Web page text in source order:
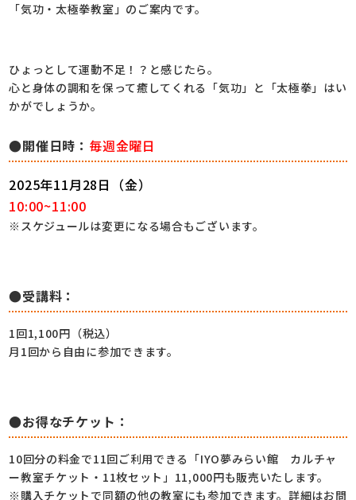
「気功・太極拳教室」のご案内です。
ひょっとして運動不足！？と感じたら。
心と身体の調和を保って癒してくれる「気功」と「太極拳」はい
かがでしょうか。
●開催日時： 毎週金曜日
2025年11月28日（金）
10:00~11:00
※スケジュールは変更になる場合もございます。
●受講料：
1回1,100円（税込）
月1回から自由に参加できます。
●お得なチケット：
10回分の料金で11回ご利用できる「IYO夢みらい館 カルチャ
ー教室チケット・11枚セット」11,000円も販売いたします。
※購入チケットで同額の他の教室にも参加できます。詳細はお問